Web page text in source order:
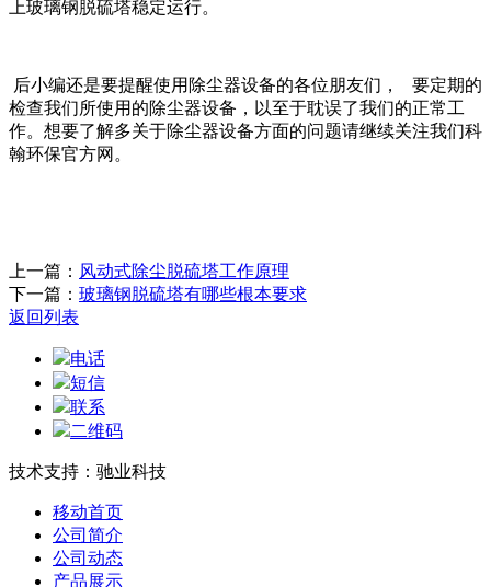
上玻璃钢脱硫塔稳定运行。
后小编还是要提醒使用除尘器设备的各位朋友们， 要定期的
检查我们所使用的除尘器设备，以至于耽误了我们的正常工
作。想要了解多关于除尘器设备方面的问题请继续关注我们科
翰环保官方网。
上一篇： 风动式除尘脱硫塔工作原理
下一篇： 玻璃钢脱硫塔有哪些根本要求
返回列表
电话
短信
联系
二维码
技术支持：驰业科技
移动首页
公司简介
公司动态
产品展示